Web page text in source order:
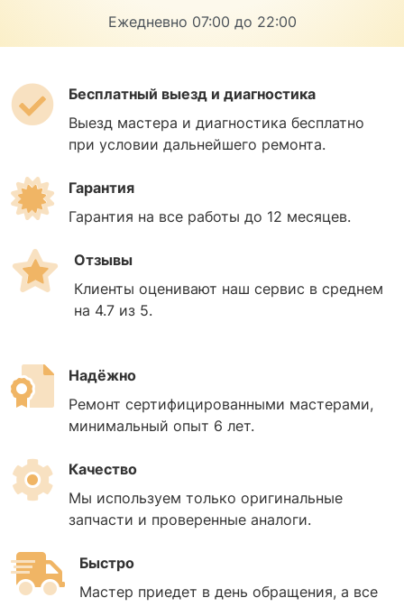
Ежедневно 07:00 до 22:00
Бесплатный выезд и диагностика
Выезд мастера и диагностика бесплатно
при условии дальнейшего ремонта.
Гарантия
Гарантия на все работы до 12 месяцев.
Отзывы
Клиенты оценивают наш сервис в среднем
на 4.7 из 5.
Надёжно
Ремонт сертифицированными мастерами,
минимальный опыт 6 лет.
Качество
Мы используем только оригинальные
запчасти и проверенные аналоги.
Быстро
Мастер приедет в день обращения, а все